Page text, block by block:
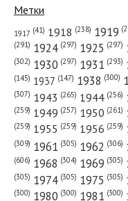
№ 28 от февраля 1985
№ 55 от марта 1941
Метки
1917 (41) 1918 (238) 1919
(291) 1924 (297) 1925 (297)
(302) 1930 (297) 1931 (293)
(145) 1937 (147) 1938 (300)
(307) 1943 (265) 1944 (256)
(259) 1949 (257) 1950 (261)
(259) 1955 (259) 1956 (259)
(309) 1961 (305) 1962 (306)
(606) 1968 (304) 1969 (305)
(305) 1974 (305) 1975 (305)
(300) 1980 (300) 1981 (300)